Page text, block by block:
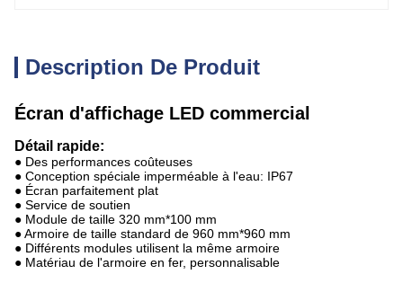
Description De Produit
Écran d'affichage LED commercial
Détail rapide:
● Des performances coûteuses
● Conception spéciale imperméable à l'eau: IP67
● Écran parfaitement plat
● Service de soutien
● Module de taille 320 mm*100 mm
● Armoire de taille standard de 960 mm*960 mm
● Différents modules utilisent la même armoire
● Matériau de l'armoire en fer, personnalisable